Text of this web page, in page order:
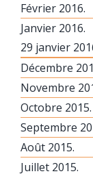
Février 2016.
Janvier 2016.
29 janvier
Décembre
Novembre
Octobre 2015.
Septembre
Août 2015.
Juillet 2015.